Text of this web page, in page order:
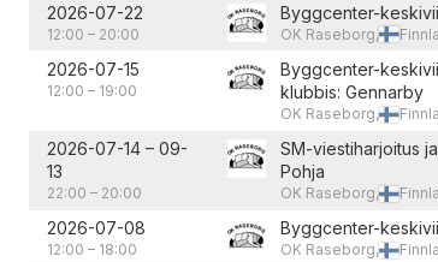
2026-07-22
12:00 – 20:00
Byggcenter-
OK Raseborg,
2026-07-15
12:00 – 19:00
Byggcenter-
klubbis: Gennarby
OK Raseborg,
2026-07-14 – 09-
13
22:00 – 20:00
SM-viestiharjoitus
Pohja
OK Raseborg,
2026-07-08
12:00 – 18:00
Byggcenter-
OK Raseborg,